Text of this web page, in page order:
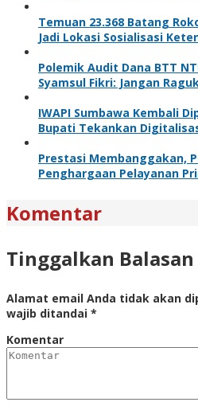
Temuan 23.368 Batang
Jadi Lokasi Sosialisasi
Polemik Audit Dana BTT
Syamsul Fikri: Jangan
IWAPI Sumbawa Kembali
Bupati Tekankan
Prestasi Membanggakan,
Penghargaan Pelayanan
Komentar
Tinggalkan Balasan
Alamat email Anda tidak akan
wajib ditandai *
Komentar